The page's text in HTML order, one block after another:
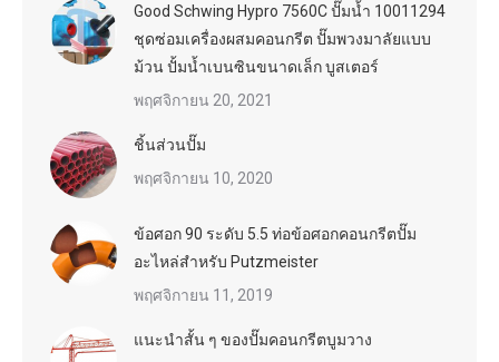
Good Schwing Hypro 7560C ปั๊มน้ำ 10011294
ชุดซ่อมเครื่องผสมคอนกรีต ปั๊มพวงมาลัยแบบ
ม้วน ปั้มน้ำเบนซินขนาดเล็ก บูสเตอร์
พฤศจิกายน 20, 2021
ชิ้นส่วนปั๊ม
พฤศจิกายน 10, 2020
ข้อศอก 90 ระดับ 5.5 ท่อข้อศอกคอนกรีตปั๊ม
อะไหล่สำหรับ Putzmeister
พฤศจิกายน 11, 2019
แนะนำสั้น ๆ ของปั๊มคอนกรีตบูมวาง